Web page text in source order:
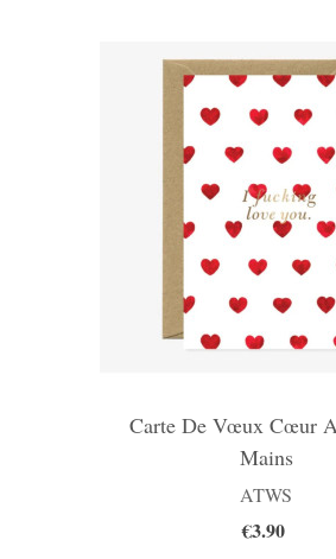
Carte De Vœux Cœur
Mains
ATWS
€3.90